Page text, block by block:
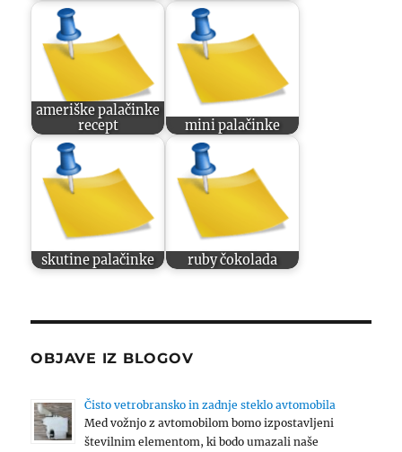
ameriške palačinke
recept
mini palačinke
skutine palačinke ruby čokolada
OBJAVE IZ BLOGOV
Čisto vetrobransko in zadnje steklo avtomobila
Med vožnjo z avtomobilom bomo izpostavljeni
številnim elementom, ki bodo umazali naše